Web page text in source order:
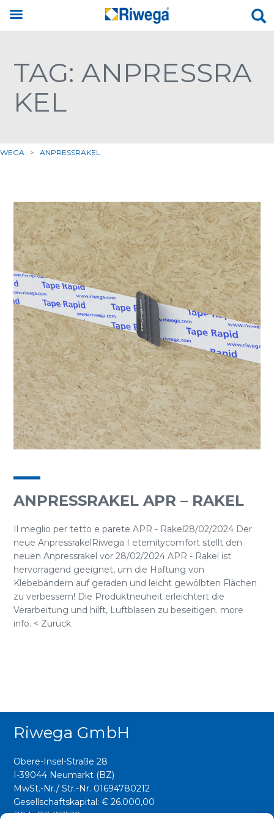
TAG: ANPRESSRA
KEL
> ANPRESSRAKEL
ANPRESSRAKEL APR – RAKEL
Il meglio per tetto e parete APR - Rakel28/02/2024 Der
neue AnpressrakelRiwega I eternitycomfort stellt den
neuen Anpressrakel vor 28/02/2024 APR - Rakel ist
hervorragend geeignet, um die Haftung von
Klebebändern auf geraden und leicht gewölbten Flächen
zu verbessern! Die Produktneuheit erleichtert die
Verarbeitung und hilft, Luftblasen zu beseitigen. more
info. < Zurück
Riwega GmbH
Obere-Insel-Straße 28
I-39044 Neumarkt (BZ)
MwSt.-Nr./ Str.-Nr. 01694780212
Gesellschaftskapital: € 26.000,00
REA: BZ 157538